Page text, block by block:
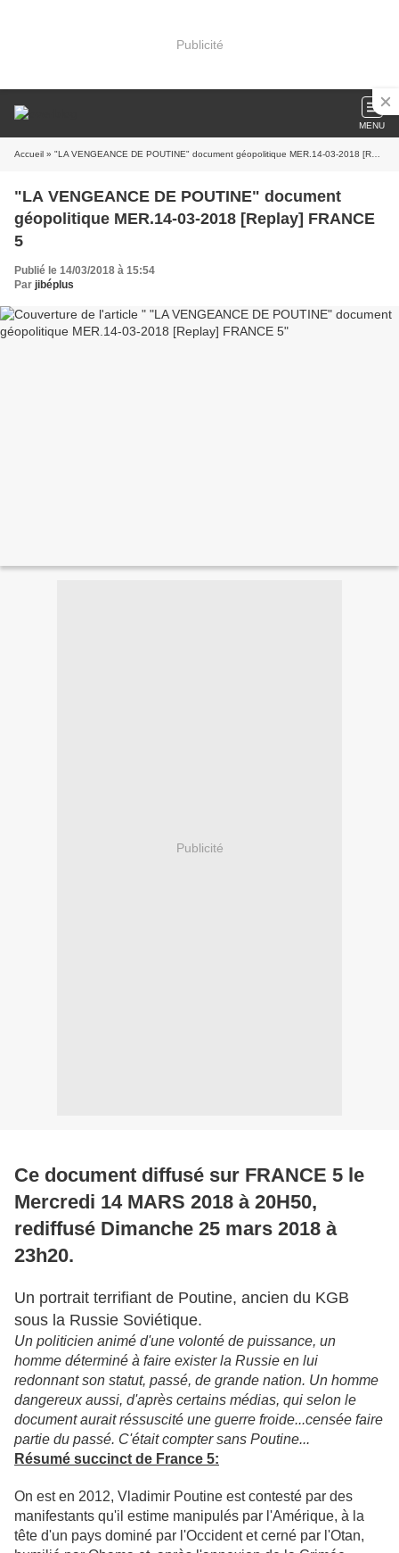
Publicité
MENU
Accueil » "LA VENGEANCE DE POUTINE" document géopolitique MER.14-03-2018 [Replay] FRANCE 5
"LA VENGEANCE DE POUTINE" document
géopolitique MER.14-03-2018 [Replay] FRANCE
5
Publié le 14/03/2018 à 15:54
Par jibéplus
Publicité
Ce document diffusé sur FRANCE 5 le
Mercredi 14 MARS 2018 à 20H50,
rediffusé Dimanche 25 mars 2018 à
23h20.
Un portrait terrifiant de Poutine, ancien du KGB
sous la Russie Soviétique.
Un politicien animé d'une volonté de puissance, un
homme déterminé à faire exister la Russie en lui
redonnant son statut, passé, de grande nation. Un homme
dangereux aussi, d'après certains médias, qui selon le
document aurait réssuscité une guerre froide...censée faire
partie du passé. C'était compter sans Poutine...
Résumé succinct de France 5:
On est en 2012, Vladimir Poutine est contesté par des
manifestants qu'il estime manipulés par l'Amérique, à la
tête d'un pays dominé par l'Occident et cerné par l'Otan,